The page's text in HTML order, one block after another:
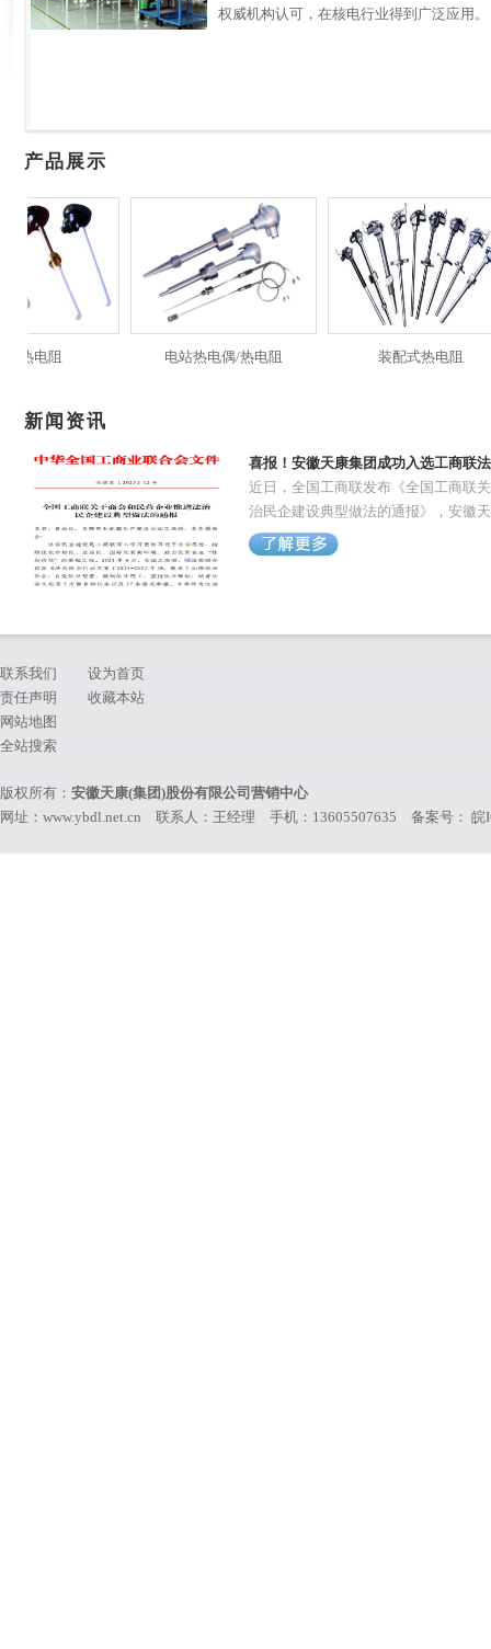
权威机构认可，在核电行业得到广泛应用。
产品展示
新闻资讯
喜报！安徽天康集团成功入选工商联
近日，全国工商联发布《全国工商联
治民企建设典型做法的通报》，安徽
联系我们
责任声明
网站地图
全站搜索
设为首页
收藏本站
版权所有： 安徽天康(集团)股份有限公司营销中心
网址：www.ybdl.net.cn 联系人：王经理 手机：13605507635 备案号： 皖